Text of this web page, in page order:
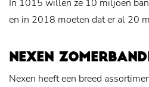
In 1015 willen ze 10 miljoen
en in 2018 moeten dat er al 20
NEXEN
Nexen heeft een breed